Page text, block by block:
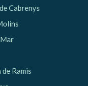
Cabrenys
Ramis